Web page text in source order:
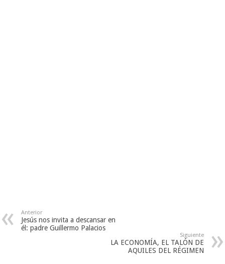
Anterior
Jesús nos invita a descansar en
él: padre Guillermo Palacios
Siguiente
LA ECONOMÍA, EL TALÓN DE
AQUILES DEL RÉGIMEN